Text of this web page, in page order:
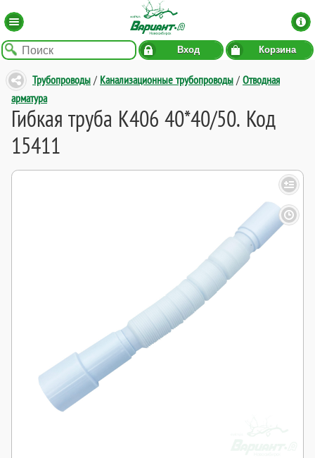
Вход Корзина
Трубопроводы / Канализационные трубопроводы / Отводная
арматура
Гибкая труба K406 40*40/50. Код
15411